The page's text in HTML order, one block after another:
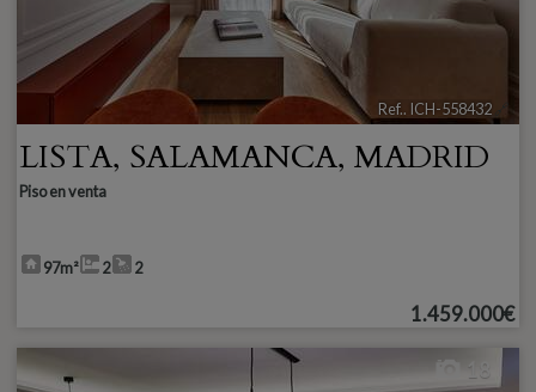
Ref.. ICH-558432 🔗
LISTA, SALAMANCA, MADRID
Piso en venta
97m² 2 2
1.459.000€
18